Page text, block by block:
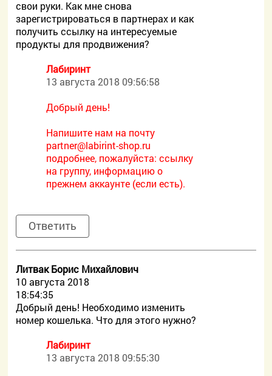
свои руки. Как мне снова
зарегистрироваться в партнерах и как
получить ссылку на интересуемые
продукты для продвижения?
Лабиринт
13 августа 2018 09:56:58
Добрый день!
Напишите нам на почту
partner@labirint-shop.ru
подробнее, пожалуйста: ссылку
на группу, информацию о
прежнем аккаунте (если есть).
Ответить
Литвак Борис Михайлович
10 августа 2018
18:54:35
Добрый день! Необходимо изменить
номер кошелька. Что для этого нужно?
Лабиринт
13 августа 2018 09:55:30